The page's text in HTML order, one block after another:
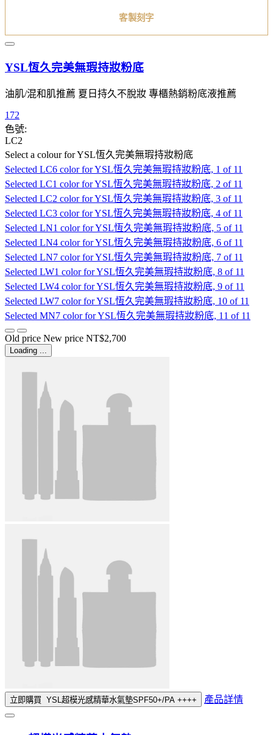
客製刻字
YSL恆久完美無瑕持妝粉底
油肌/混和肌推薦 夏日持久不脫妝 專櫃熱銷粉底液推薦
172
色號:
LC2
Select a colourfor YSL恆久完美無瑕持妝粉底
Selected LC6 color for YSL恆久完美無瑕持妝粉底, 1 of 11
Selected LC1 color for YSL恆久完美無瑕持妝粉底, 2 of 11
Selected LC2 color for YSL恆久完美無瑕持妝粉底, 3 of 11
Selected LC3 color for YSL恆久完美無瑕持妝粉底, 4 of 11
Selected LN1 color for YSL恆久完美無瑕持妝粉底, 5 of 11
Selected LN4 color for YSL恆久完美無瑕持妝粉底, 6 of 11
Selected LN7 color for YSL恆久完美無瑕持妝粉底, 7 of 11
Selected LW1 color for YSL恆久完美無瑕持妝粉底, 8 of 11
Selected LW4 color for YSL恆久完美無瑕持妝粉底, 9 of 11
Selected LW7 color for YSL恆久完美無瑕持妝粉底, 10 of 11
Selected MN7 color for YSL恆久完美無瑕持妝粉底, 11 of 11
Old price New price NT$2,700
Loading ...
立即購買 YSL超模光感精華水氣墊SPF50+/PA ++++ 產品詳情